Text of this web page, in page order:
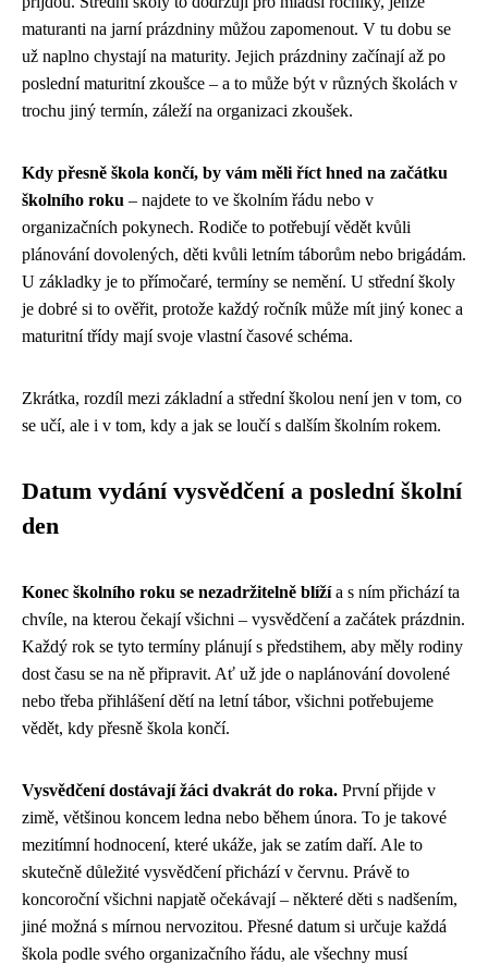
maturanti na jarní prázdniny můžou zapomenout. V tu dobu se
už naplno chystají na maturity. Jejich prázdniny začínají až po
poslední maturitní zkoušce – a to může být v různých školách v
trochu jiný termín, záleží na organizaci zkoušek.
Kdy přesně škola končí, by vám měli říct hned na začátku
školního roku – najdete to ve školním řádu nebo v
organizačních pokynech. Rodiče to potřebují vědět kvůli
plánování dovolených, děti kvůli letním táborům nebo brigádám.
U základky je to přímočaré, termíny se nemění. U střední školy
je dobré si to ověřit, protože každý ročník může mít jiný konec a
maturitní třídy mají svoje vlastní časové schéma.
Zkrátka, rozdíl mezi základní a střední školou není jen v tom, co
se učí, ale i v tom, kdy a jak se loučí s dalším školním rokem.
Datum vydání vysvědčení a poslední školní
den
Konec školního roku se nezadržitelně blížía s ním přichází ta
chvíle, na kterou čekají všichni – vysvědčení a začátek prázdnin.
Každý rok se tyto termíny plánují s předstihem, aby měly rodiny
dost času se na ně připravit. Ať už jde o naplánování dovolené
nebo třeba přihlášení dětí na letní tábor, všichni potřebujeme
vědět, kdy přesně škola končí.
Vysvědčení dostávají žáci dvakrát do roka. První přijde v
zimě, většinou koncem ledna nebo během února. To je takové
mezitímní hodnocení, které ukáže, jak se zatím daří. Ale to
skutečně důležité vysvědčení přichází v červnu. Právě to
koncoroční všichni napjatě očekávají – některé děti s nadšením,
jiné možná s mírnou nervozitou. Přesné datum si určuje každá
škola podle svého organizačního řádu, ale všechny musí